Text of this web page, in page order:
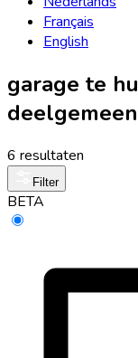
Français
English
garage te
6 resultaten
Filter
BETA